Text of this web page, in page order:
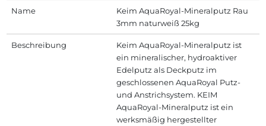
Name
Keim AquaRoyal-Mineralputz Rau
3mm naturweiß 25kg
Beschreibung
Keim AquaRoyal-Mineralputz ist
ein mineralischer, hydroaktiver
Edelputz als Deckputz im
geschlossenen AquaRoyal Putz-
und Anstrichsystem. KEIM
AquaRoyal-Mineralputz ist ein
werksmäßig hergestellter